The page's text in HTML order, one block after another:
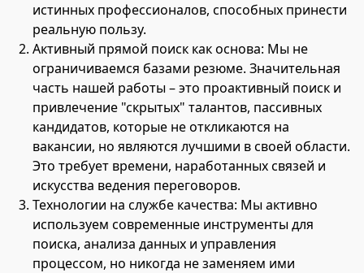
истинных профессионалов, способных принести
реальную пользу.
Активный прямой поиск как основа: Мы не
ограничиваемся базами резюме. Значительная
часть нашей работы – это проактивный поиск и
привлечение "скрытых" талантов, пассивных
кандидатов, которые не откликаются на
вакансии, но являются лучшими в своей области.
Это требует времени, наработанных связей и
искусства ведения переговоров.
Технологии на службе качества: Мы активно
используем современные инструменты для
поиска, анализа данных и управления
процессом, но никогда не заменяем ими